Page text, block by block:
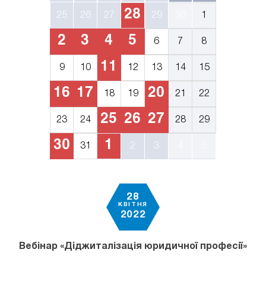
25 26 27 28 29 1
2 3 4 5 6 7 8
9 10 11 12 13 14 15
16 17 18 19 20 21 22
23 24 25 26 27 28 29
30 31 1 2 3
28
КВІТНЯ
2022
Вебінар «Діджиталізація юридичної професії»